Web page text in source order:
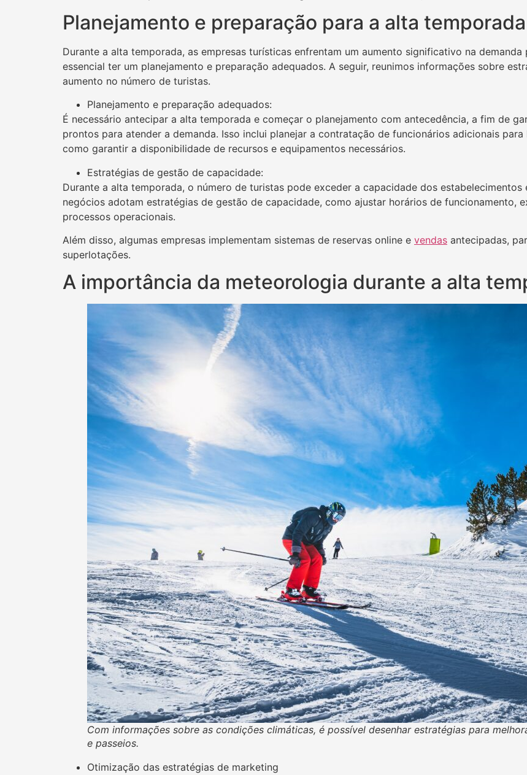
Planejamento e preparação para a alta temporada
Durante a alta temporada, as empresas turísticas enfrentam um aumento significativo na
essencial ter um planejamento e preparação adequados. A seguir, reunimos informações sobre
aumento no número de turistas.
Planejamento e preparação adequados:
É necessário antecipar a alta temporada e começar o planejamento com antecedência, a fim de
prontos para atender a demanda. Isso inclui planejar a contratação de funcionários adicionais
como garantir a disponibilidade de recursos e equipamentos necessários.
Estratégias de gestão de capacidade:
Durante a alta temporada, o número de turistas pode exceder a capacidade dos
negócios adotam estratégias de gestão de capacidade, como ajustar horários de funcionamento,
processos operacionais.
Além disso, algumas empresas implementam sistemas de reservas online e vendas antecipadas,
superlotações.
A importância da meteorologia durante a alta
Com informações sobre as condições climáticas, é possível desenhar estratégias para
e passeios.
Otimização das estratégias de marketing